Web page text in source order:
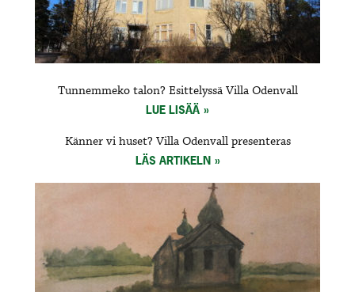
Tunnemmeko talon? Esittelyssä Villa Odenvall
LUE LISÄÄ
Känner vi huset? Villa Odenvall presenteras
LÄS ARTIKELN